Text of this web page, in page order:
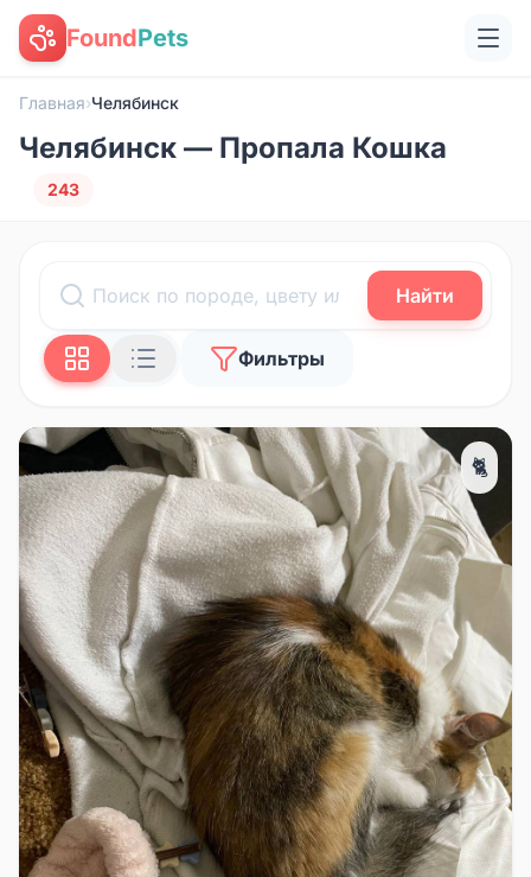
FoundPets
Главная›Челябинск
Челябинск — Пропала Кошка
243
Найти
Фильтры
🐈